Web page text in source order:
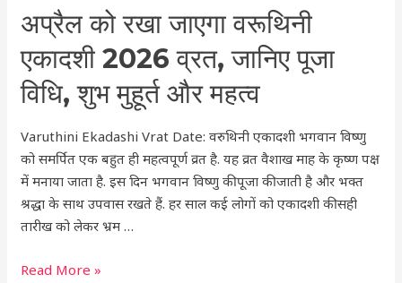
अप्रैल को रखा जाएगा वरूथिनी
एकादशी 2026 व्रत, जानिए पूजा
विधि, शुभ मुहूर्त और महत्व
Varuthini Ekadashi Vrat Date: वरुथिनी एकादशी भगवान विष्णु
को समर्पित एक बहुत ही महत्वपूर्ण व्रत है. यह व्रत वैशाख माह के कृष्ण पक्ष
में मनाया जाता है. इस दिन भगवान विष्णु की पूजा की जाती है और भक्त
श्रद्धा के साथ उपवास रखते हैं. हर साल कई लोगों को एकादशी की सही
तारीख को लेकर भ्रम …
Ekadashi:
13
अप्रैल
को
रखा
वरूथिनी
एकादशी
2026
व्रत,
जानिए
विधि,
Read More »